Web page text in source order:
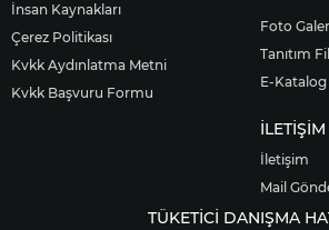
İnsan Kaynakları
Çerez Politikası
Kvkk Aydınlatma Metni
Kvkk Başvuru Formu
Foto
Tanıtım
E-Katalog
İLETİŞİM
İletişim
Mail
TÜKETİCİ DANIŞMA